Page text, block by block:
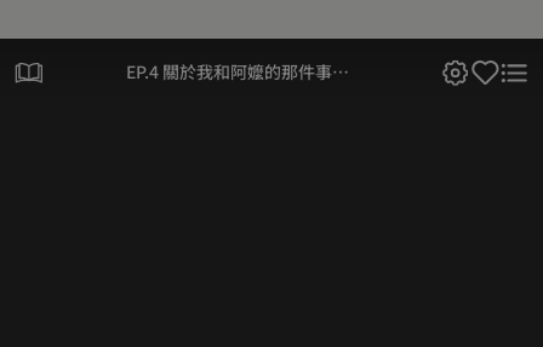
EP.4 關於我和阿嬤的那件事